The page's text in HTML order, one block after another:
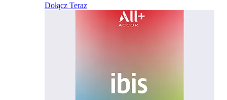
Dołącz Teraz